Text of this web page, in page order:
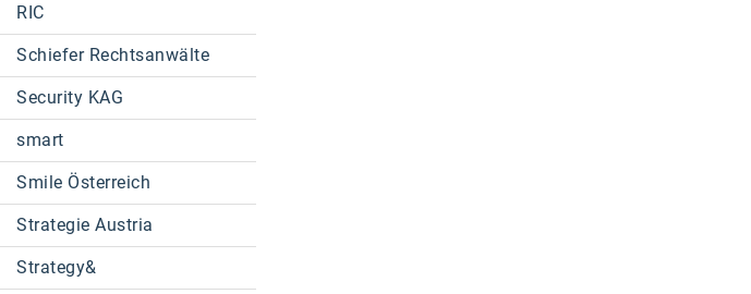
RIC
Schiefer Rechtsanwälte
Security KAG
smart
Smile Österreich
Strategie Austria
Strategy&